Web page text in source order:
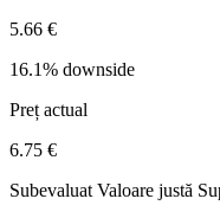
5.66 €
16.1% downside
Preț actual
6.75 €
Subevaluat Valoare justă